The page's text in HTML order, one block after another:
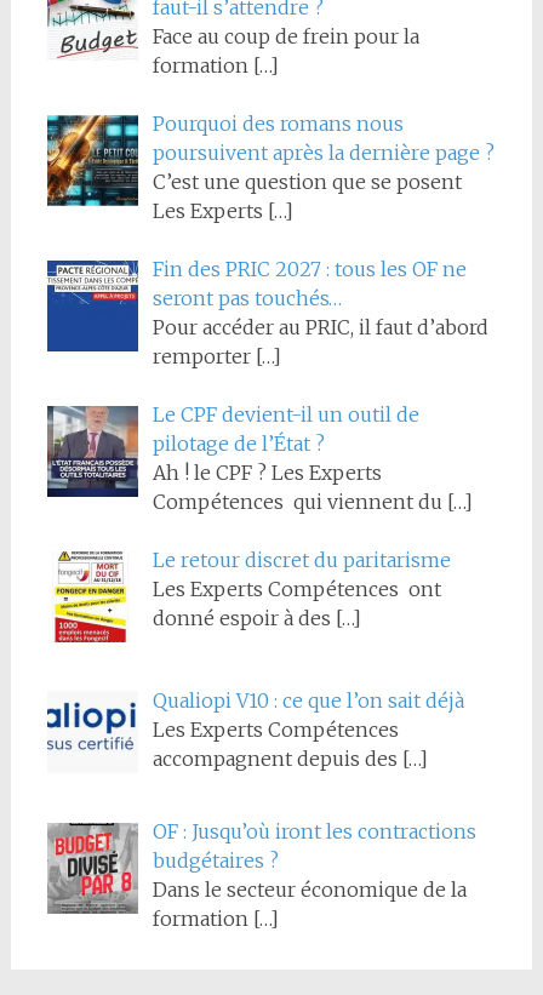
faut-il s’attendre ?
Face au coup de frein pour la
formation […]
Pourquoi des romans nous
poursuivent après la dernière page ?
C’est une question que se posent
Les Experts […]
Fin des PRIC 2027 : tous les OF ne
seront pas touchés…
Pour accéder au PRIC, il faut d’abord
remporter […]
Le CPF devient-il un outil de
pilotage de l’État ?
Ah ! le CPF ? Les Experts
Compétences qui viennent du […]
Le retour discret du paritarisme
Les Experts Compétences ont
donné espoir à des […]
Qualiopi V10 : ce que l’on sait déjà
Les Experts Compétences
accompagnent depuis des […]
OF : Jusqu’où iront les contractions
budgétaires ?
Dans le secteur économique de la
formation […]